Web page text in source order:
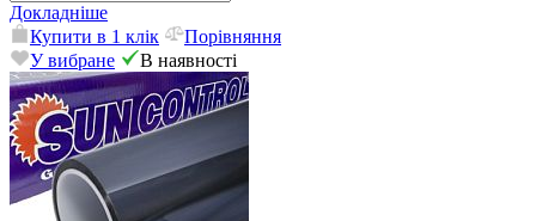
Докладніше
Купити в 1 клік
Порівняння
У вибране
В наявності